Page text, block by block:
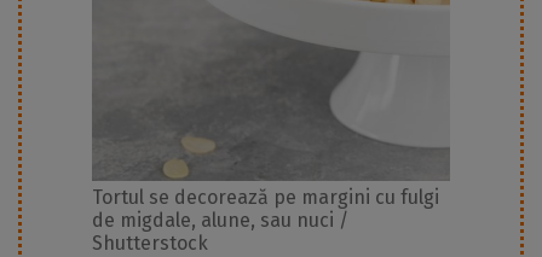
Tortul se decorează pe margini cu fulgi
de migdale, alune, sau nuci /
Shutterstock